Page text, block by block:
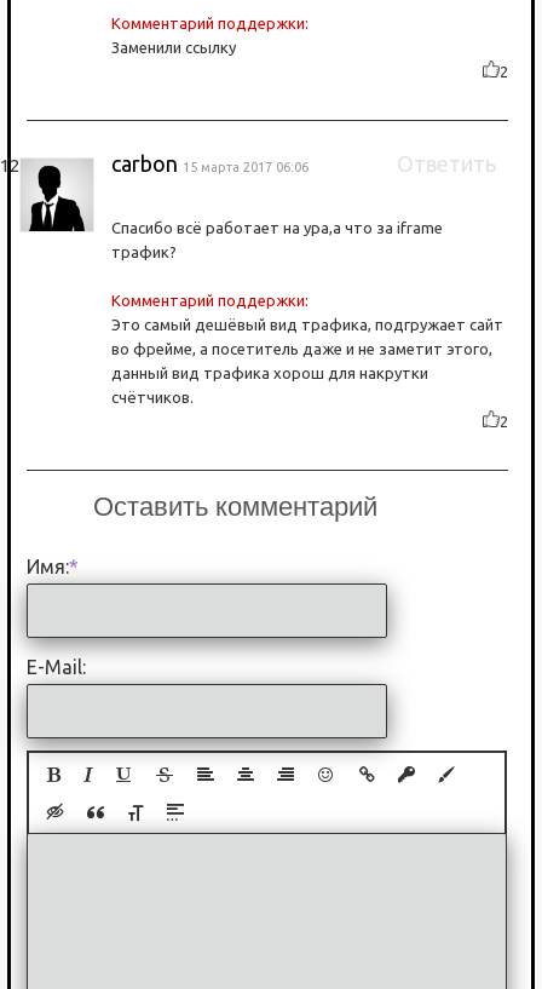
Комментарий поддержки:
Заменили ссылку
2
carbon 15 марта 2017 06:06
Спасибо всё работает на ура,а что за iframe
трафик?
Комментарий поддержки:
Это самый дешёвый вид трафика, подгружает сайт
во фрейме, а посетитель даже и не заметит этого,
данный вид трафика хорош для накрутки
счётчиков.
2
Ответить
Оставить комментарий
Имя:*
E-Mail: